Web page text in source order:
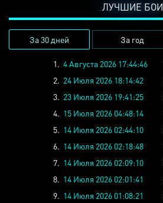
ЛУЧШИЕ БОИ
За 30 дней За год
1. 4 Августа 2026 17:44:46
2. 24 Июля 2026 18:14:42
3. 23 Июля 2026 19:41:25
4. 15 Июля 2026 04:48:14
5. 14 Июля 2026 02:44:10
6. 14 Июля 2026 02:18:48
7. 14 Июля 2026 02:09:10
8. 14 Июля 2026 02:01:41
9. 14 Июля 2026 01:08:21